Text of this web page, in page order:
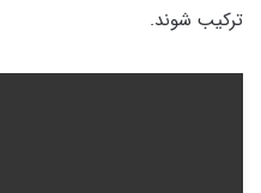
ترکیب شوند.